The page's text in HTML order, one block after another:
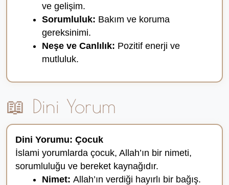
ve gelişim.
Sorumluluk: Bakım ve koruma
gereksinimi.
Neşe ve Canlılık: Pozitif enerji ve
mutluluk.
📖 Dini Yorum
Dini Yorumu: Çocuk
İslami yorumlarda çocuk, Allah’ın bir nimeti,
sorumluluğu ve bereket kaynağıdır.
Nimet: Allah’ın verdiği hayırlı bir bağış.